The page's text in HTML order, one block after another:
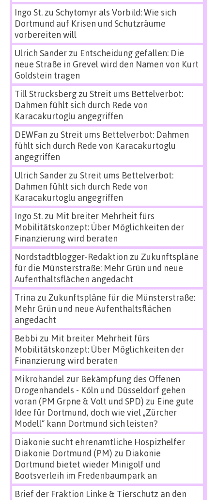
Ingo St.zu Schytomyr als Vorbild: Wie sich
Dortmund auf Krisen und Schutzräume
vorbereiten will
Ulrich Sanderzu Entscheidung gefallen: Die
neue Straße in Grevel wird den Namen von Kurt
Goldstein tragen
Till Strucksbergzu Streit ums Bettelverbot:
Dahmen fühlt sich durch Rede von
Karacakurtoglu angegriffen
DEWFan zu Streit ums Bettelverbot: Dahmen
fühlt sich durch Rede von Karacakurtoglu
angegriffen
Ulrich Sanderzu Streit ums Bettelverbot:
Dahmen fühlt sich durch Rede von
Karacakurtoglu angegriffen
Ingo St.zu Mit breiter Mehrheit fürs
Mobilitätskonzept: Über Möglichkeiten der
Finanzierung wird beraten
Nordstadtblogger-Redaktion zu Zukunftspläne
für die Münsterstraße: Mehr Grün und neue
Aufenthaltsflächen angedacht
Trina zu Zukunftspläne für die Münsterstraße:
Mehr Grün und neue Aufenthaltsflächen
angedacht
Bebbi zu Mit breiter Mehrheit fürs
Mobilitätskonzept: Über Möglichkeiten der
Finanzierung wird beraten
Mikrohandel zur Bekämpfung des Offenen
Drogenhandels - Köln und Düsseldorf gehen
voran (PM Grpne & Volt und SPD) zu Eine gute
Idee für Dortmund, doch wie viel „Zürcher
Modell“ kann Dortmund sich leisten?
Diakonie sucht ehrenamtliche Hospizhelfer
Diakonie Dortmund (PM) zu Diakonie
Dortmund bietet wieder Minigolf und
Bootsverleih im Fredenbaumpark an
Brief der Fraktion Linke & Tierschutz an den